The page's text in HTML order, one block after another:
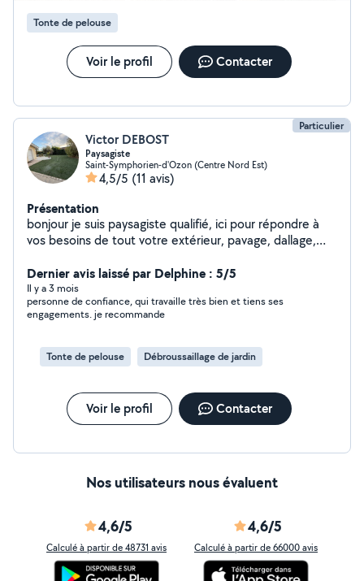
Tonte de pelouse
Voir le profil Contacter
Particulier
Victor DEBOST
Paysagiste
Saint-Symphorien-d'Ozon (Centre Nord Est)
4,5/5 (11 avis)
Présentation
bonjour je suis paysagiste qualifié, ici pour répondre à
vos besoins de tout votre extérieur, pavage, dallage,
cour/allé et encore beaucoup de chose. Je fait aussi
tout ce qui est entretien de votre jardin, tonte ,taille,
ramassage de feuilles ,désherbage, élagage, abattage.
Je serais ravi de vous aider dans votre conception de
Dernier avis laissé par Delphine : 5/5
Il y a 3 mois
personne de confiance, qui travaille très bien et tiens ses
engagements. je recommande
Tonte de pelouse Débroussaillage de jardin
Voir le profil Contacter
Nos utilisateurs nous évaluent
4,6/5
Calculé à partir de 48731 avis
4,6/5
Calculé à partir de 66000 avis